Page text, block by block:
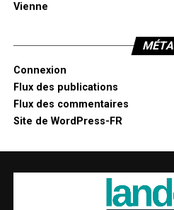
Vienne
MÉTA
Connexion
Flux des publications
Flux des commentaires
Site de WordPress-FR